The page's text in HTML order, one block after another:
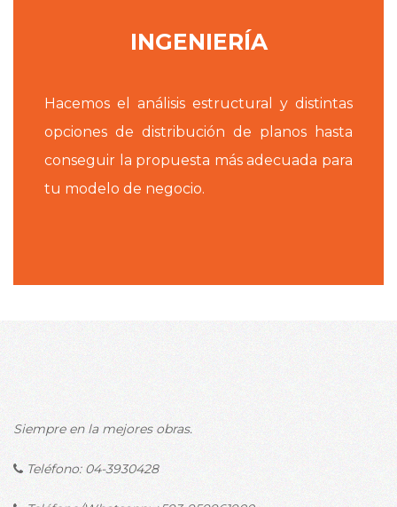
INGENIERÍA
Hacemos el análisis estructural y distintas
opciones de distribución de planos hasta
conseguir la propuesta más adecuada para
tu modelo de negocio.
Siempre en la mejores obras.
Teléfono: 04-3930428